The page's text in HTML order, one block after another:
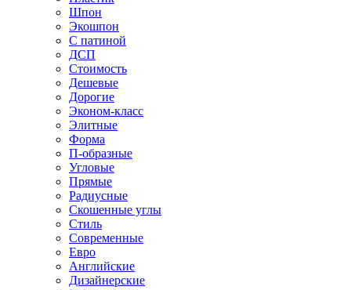
Шпон
Экошпон
С патиной
ДСП
Стоимость
Дешевые
Дорогие
Эконом-класс
Элитные
Форма
П-образные
Угловые
Прямые
Радиусные
Скошенные углы
Стиль
Современные
Евро
Английские
Дизайнерские